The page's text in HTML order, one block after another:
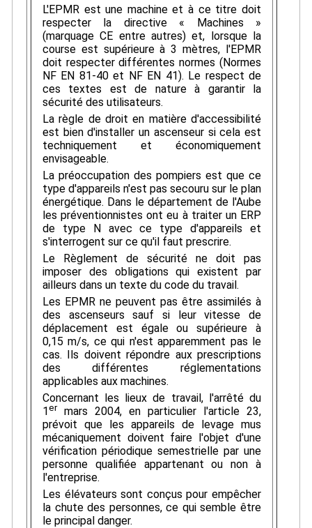
L'EPMR est une machine et à ce titre doit
respecter la directive « Machines »
(marquage CE entre autres) et, lorsque la
course est supérieure à 3 mètres, l'EPMR
doit respecter différentes normes (Normes
NF EN 81-40 et NF EN 41). Le respect de
ces textes est de nature à garantir la
sécurité des utilisateurs.
La règle de droit en matière d'accessibilité
est bien d'installer un ascenseur si cela est
techniquement et économiquement
envisageable.
La préoccupation des pompiers est que ce
type d'appareils n'est pas secouru sur le plan
énergétique. Dans le département de l'Aube
les préventionnistes ont eu à traiter un ERP
de type N avec ce type d'appareils et
s'interrogent sur ce qu'il faut prescrire.
Le Règlement de sécurité ne doit pas
imposer des obligations qui existent par
ailleurs dans un texte du code du travail.
Les EPMR ne peuvent pas être assimilés à
des ascenseurs sauf si leur vitesse de
déplacement est égale ou supérieure à
0,15 m/s, ce qui n'est apparemment pas le
cas. Ils doivent répondre aux prescriptions
des différentes réglementations
applicables aux machines.
Concernant les lieux de travail, l'arrêté du
1ermars 2004, en particulier l'article 23,
prévoit que les appareils de levage mus
mécaniquement doivent faire l'objet d'une
vérification périodique semestrielle par une
personne qualifiée appartenant ou non à
l'entreprise.
Les élévateurs sont conçus pour empêcher
la chute des personnes, ce qui semble être
le principal danger.